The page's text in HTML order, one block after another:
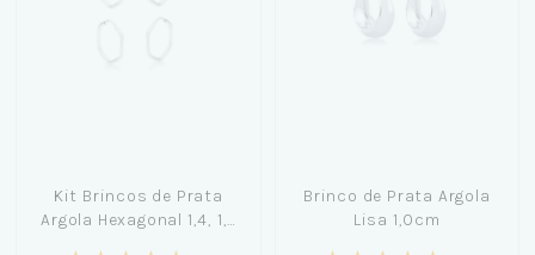
Kit Brincos de Prata
Argola Hexagonal 1,4, 1,7
Brinco de Prata Argola
Lisa 1,0cm